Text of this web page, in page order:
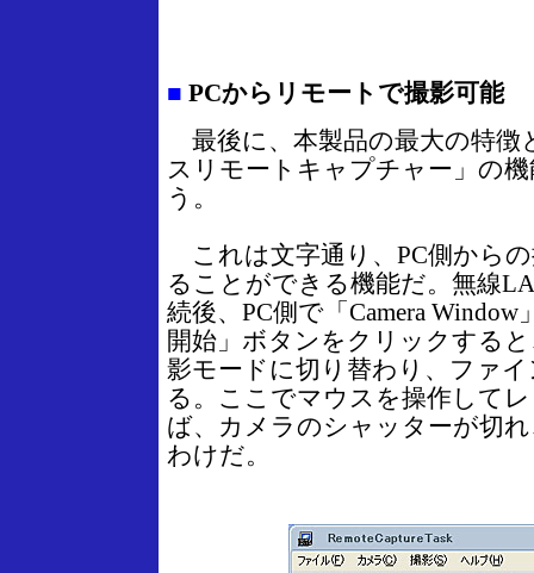
■ PCからリモートで撮影可能
最後に、本製品の最大の特徴
スリモートキャプチャー」の
う。
これは文字通り、PC側から
ることができる機能だ。無線
続後、PC側で「Camera
開始」ボタンをクリックする
影モードに切り替わり、ファ
る。ここでマウスを操作して
ば、カメラのシャッターが切
わけだ。